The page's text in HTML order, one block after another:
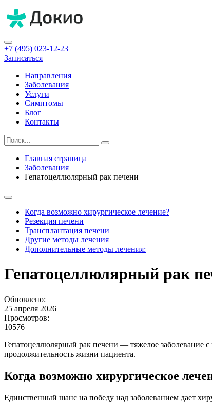
+7 (495) 023-12-23
Записаться
Направления
Заболевания
Услуги
Симптомы
Блог
Контакты
Главная страница
Заболевания
Гепатоцеллюлярный рак печени
Когда возможно хирургическое лечение?
Резекция печени
Трансплантация печени
Другие методы лечения
Дополнительные методы лечения:
Гепатоцеллюлярный рак
Обновлено:
25 апреля 2026
Просмотров:
10576
Гепатоцеллюлярный рак печени — тяжелое заболевание
продолжительность жизни пациента.
Когда возможно хирургическое
Единственный шанс на победу над заболеванием дает